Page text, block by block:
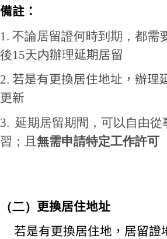
備註：
1. 不論居留證何時到期，都需
後15天内辦理延期居留
2. 若是有更換居住地址，辦理
更新
3. 延期居留期間，可以自由從
習；且 無需申請特定工作許可
（二）
更換居住地址
若是有更換居住地，居留證